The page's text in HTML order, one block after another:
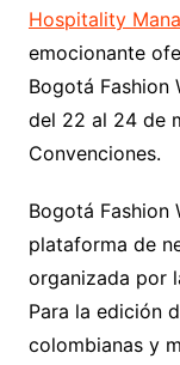
Hospitality
emocionante
Bogotá Fashion
del 22 al 24 de
Convenciones.
Bogotá Fashion
plataforma de
organizada por
Para la edición
colombianas y